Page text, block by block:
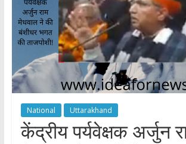
National Uttarakhand
केंद्रीय पर्यवेक्षक अर्जुन